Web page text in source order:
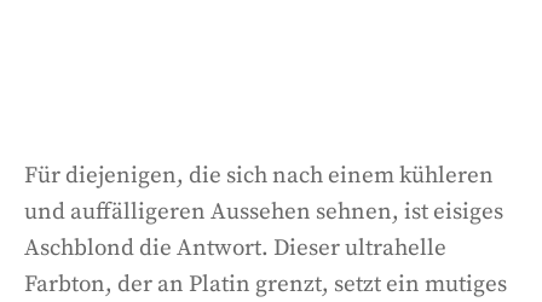
Für diejenigen, die sich nach einem kühleren
und auffälligeren Aussehen sehnen, ist eisiges
Aschblond die Antwort. Dieser ultrahelle
Farbton, der an Platin grenzt, setzt ein mutiges